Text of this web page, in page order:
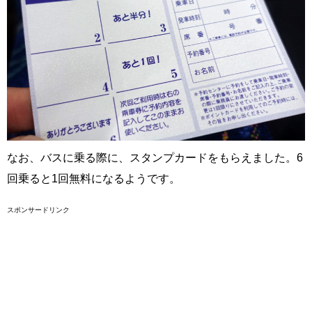
なお、バスに乗る際に、スタンプカードをもらえました。6
回乗ると1回無料になるようです。
スポンサードリンク